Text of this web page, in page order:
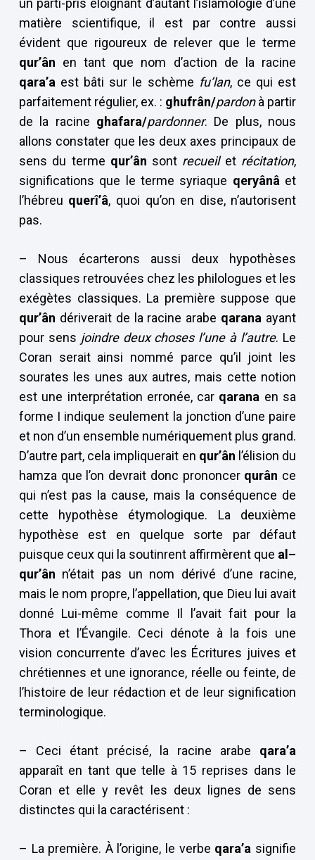
un parti-pris éloignant d’autant l’islamologie d’une
matière scientifique, il est par contre aussi
évident que rigoureux de relever que le terme
qur’ân en tant que nom d’action de la racine
qara’a est bâti sur le schème fu’lan, ce qui est
parfaitement régulier, ex. : ghufrân/pardonà partir
de la racine ghafara/pardonner. De plus, nous
allons constater que les deux axes principaux de
sens du terme qur’ân sont recueilet récitation,
significations que le terme syriaque qeryânâ et
l’hébreu querî’â, quoi qu’on en dise, n’autorisent
pas.
– Nous écarterons aussi deux hypothèses
classiques retrouvées chez les philologues et les
exégètes classiques. La première suppose que
qur’ân dériverait de la racine arabe qarana ayant
pour sens joindre deux choses l’une à l’autre. Le
Coran serait ainsi nommé parce qu’il joint les
sourates les unes aux autres, mais cette notion
est une interprétation erronée, car qarana en sa
forme I indique seulement la jonction d’une paire
et non d’un ensemble numériquement plus grand.
D’autre part, cela impliquerait en qur’ân l’élision du
hamza que l’on devrait donc prononcer qurân ce
qui n’est pas la cause, mais la conséquence de
cette hypothèse étymologique. La deuxième
hypothèse est en quelque sorte par défaut
puisque ceux qui la soutinrent affirmèrent que al–
qur’ân n’était pas un nom dérivé d’une racine,
mais le nom propre, l’appellation, que Dieu lui avait
donné Lui-même comme Il l’avait fait pour la
Thora et l’Évangile. Ceci dénote à la fois une
vision concurrente d’avec les Écritures juives et
chrétiennes et une ignorance, réelle ou feinte, de
l’histoire de leur rédaction et de leur signification
terminologique.
– Ceci étant précisé, la racine arabe qara’a
apparaît en tant que telle à 15 reprises dans le
Coran et elle y revêt les deux lignes de sens
distinctes qui la caractérisent :
– La première. À l’origine, le verbe qara’a signifie